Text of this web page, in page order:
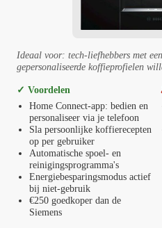
Ideaal voor: tech-liefhebbers met
gepersonaliseerde koffieprofielen
✓ Voordelen
Home Connect-app: bedien en
personaliseer via je telefoon
Sla persoonlijke koffierecepten
op per gebruiker
Automatische spoel- en
reinigingsprogramma's
Energiebesparingsmodus actief
bij niet-gebruik
€250 goedkoper dan de
Siemens